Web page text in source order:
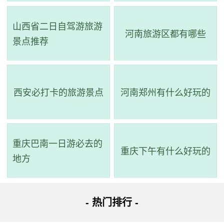
3、郭尔罗斯博物馆
电话：(0438)3122478
郭尔罗斯博物馆的建筑面积为1480平方米，其中展
厅中，历史展厅介绍了自治县从旧石器时代晚期、新石
古民族的衣食住行、宗教信仰、文体娱乐等民俗风情，
山西省二日自驾游旅游
景点推荐
河南旅游区都有哪些
西安必打卡的旅游景点 河南郑州有什么好玩的
重庆巴南一日游必去的
地方
重庆下午有什么好玩的
- 热门排行 -